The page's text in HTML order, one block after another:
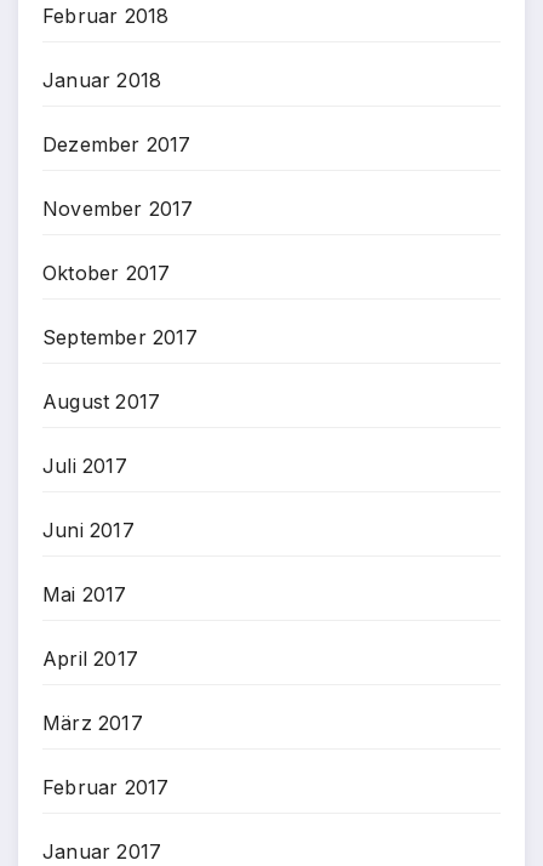
Februar 2018
Januar 2018
Dezember 2017
November 2017
Oktober 2017
September 2017
August 2017
Juli 2017
Juni 2017
Mai 2017
April 2017
März 2017
Februar 2017
Januar 2017